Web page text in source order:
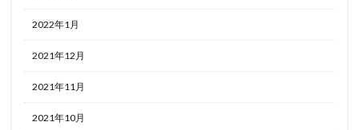
2022年1月
2021年12月
2021年11月
2021年10月